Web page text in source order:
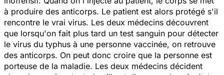
à produire des anticorps. Le patient est alors protégé s'il
rencontre le vrai virus. Les deux médecins découvrent
que lorsqu'on fait plus tard un test sanguin pour détecter
le virus du typhus à une personne vaccinée, on retrouve
des anticorps. On peut donc croire que la personne est
porteuse de la maladie. Les deux médecins décident